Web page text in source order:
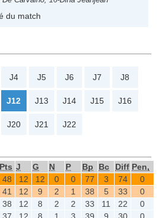
du match
J4 J5 J6 J7 J8
J12 J13 J14 J15 J16
J20 J21 J22
Pts J G N P Bp Bc Diff Pen,
48 12 12 0 0 77 3 74
0
41 12 9 2 1 38 5 33
0
38 12 8 2 2 33 11 22
0